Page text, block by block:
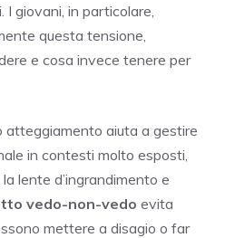
giovani, in particolare,
questa tensione,
e cosa invece tenere per
atteggiamento aiuta a gestire
in contesti molto esposti,
lente d’ingrandimento e
vedo-non-vedo evita
mettere a disagio o far